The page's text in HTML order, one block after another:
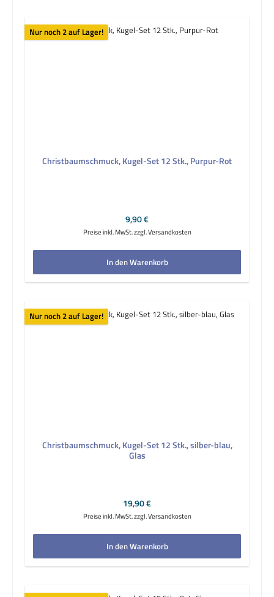
Nur noch 2 auf Lager!
Christbaumschmuck, Kugel-Set 12 Stk., Purpur-Rot
Regulärer Preis:
9,90 €
Preise inkl. MwSt. zzgl. Versandkosten
In den Warenkorb
Nur noch 2 auf Lager!
Christbaumschmuck, Kugel-Set 12 Stk., silber-blau,
Glas
Regulärer Preis:
19,90 €
Preise inkl. MwSt. zzgl. Versandkosten
In den Warenkorb